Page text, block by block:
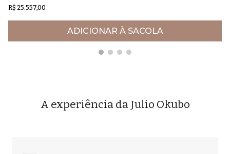
negra
R$ 25.557,00
ADICIONAR À SACOLA
A experiência da Julio Okubo